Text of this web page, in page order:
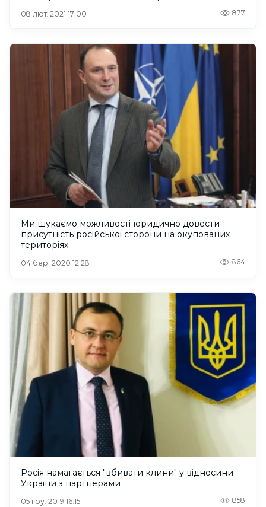
08 лют. 2021 17:00 877
Ми шукаємо можливості юридично довести
присутність російської сторони на окупованих
територіях
04 бер. 2020 12:28 864
Росія намагається "вбивати клини" у відносини
України з партнерами
05 гру. 2019 16:15 858